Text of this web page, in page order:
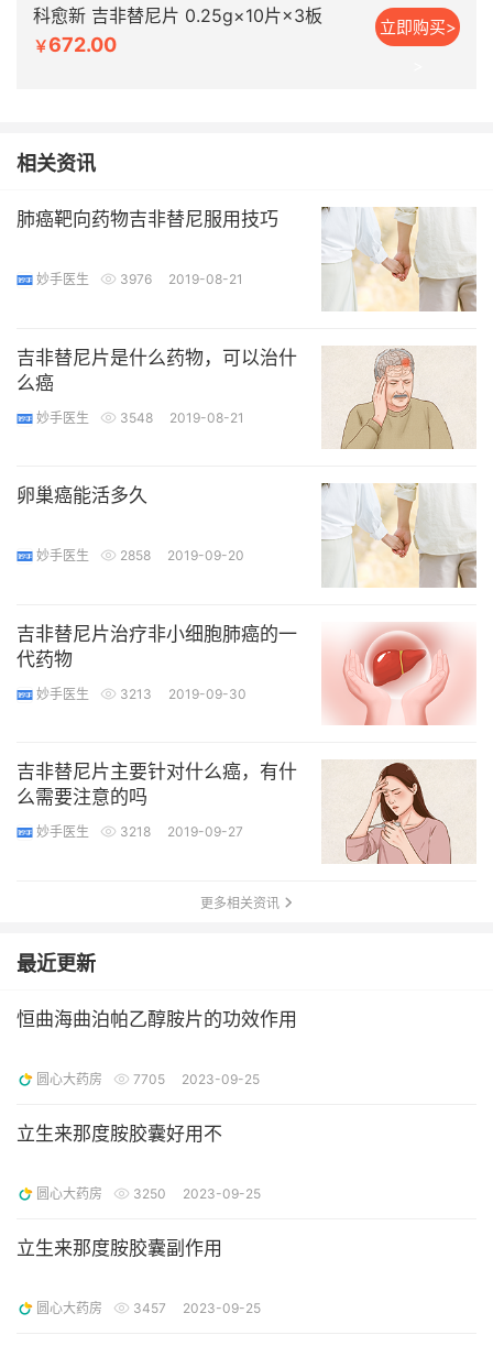
科愈新 吉非替尼片 0.25g×10片×3板
￥672.00
立即购买>
相关资讯
肺癌靶向药物吉非替尼服用技巧
妙手医生 3976 2019-08-21
吉非替尼片是什么药物，可以治什
么癌
妙手医生 3548 2019-08-21
卵巢癌能活多久
妙手医生 2858 2019-09-20
吉非替尼片治疗非小细胞肺癌的一
代药物
妙手医生 3213 2019-09-30
吉非替尼片主要针对什么癌，有什
么需要注意的吗
妙手医生 3218 2019-09-27
更多相关资讯
最近更新
恒曲海曲泊帕乙醇胺片的功效作用
圆心大药房 7705 2023-09-25
立生来那度胺胶囊好用不
圆心大药房 3250 2023-09-25
立生来那度胺胶囊副作用
圆心大药房 3457 2023-09-25